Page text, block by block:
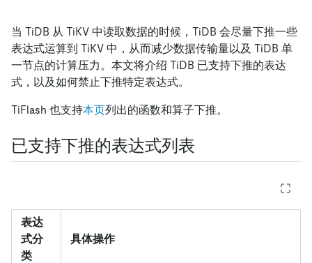
当 TiDB 从 TiKV 中读取数据的时候，TiDB 会尽量下推一些
表达式运算到 TiKV 中，从而减少数据传输量以及 TiDB 单
一节点的计算压力。本文将介绍 TiDB 已支持下推的表达
式，以及如何禁止下推特定表达式。
TiFlash 也支持本页列出的函数和算子下推。
已支持下推的表达式列表
表达
式分
类
具体操作